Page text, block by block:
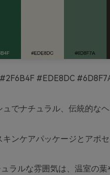
#EDE8DC
ュでナチュラル、伝統的な
キンケアパッケージとアポ
ラルな雰囲気は、温室の葉